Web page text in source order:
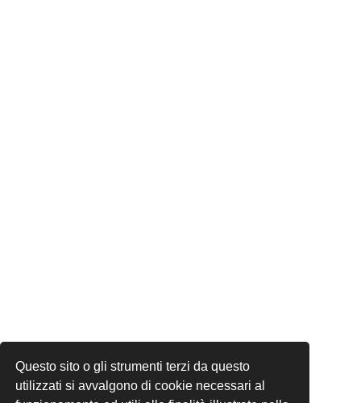
Questo sito o gli strumenti terzi da questo
utilizzati si avvalgono di cookie necessari al